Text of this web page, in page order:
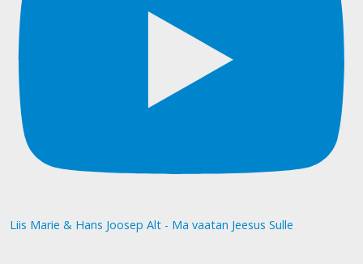
Liis Marie & Hans Joosep Alt - Ma vaatan Jeesus Sulle